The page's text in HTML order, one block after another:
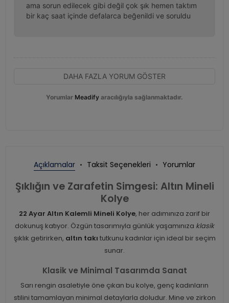
ama sorun edilecek gibi değil çok şık hemen taktım
bir kaç saat içinde defalarca beğenildi ve soruldu
DAHA FAZLA YORUM GÖSTER
Yorumlar Meadify aracılığıyla sağlanmaktadır.
Açıklamalar Taksit Seçenekleri Yorumlar
Şıklığın ve Zarafetin Simgesi: Altın Mineli
Kolye
22 Ayar Altın Kalemli Mineli Kolye, her adımınıza zarif bir
dokunuş katıyor. Özgün tasarımıyla günlük yaşamınıza klasik
şıklık getirirken, altın takı tutkunu kadınlar için ideal bir seçim
sunar.
Klasik ve Minimal Tasarımda Sanat
Sarı rengin asaletiyle öne çıkan bu kolye, genç kadınların
stilini tamamlayan minimal detaylarla doludur. Mine ve zirkon